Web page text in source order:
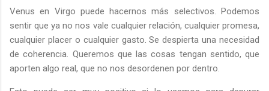
Venus en Virgo puede hacernos más selectivos. Podemos
sentir que ya no nos vale cualquier relación, cualquier promesa,
cualquier placer o cualquier gasto. Se despierta una necesidad
de coherencia. Queremos que las cosas tengan sentido, que
aporten algo real, que no nos desordenen por dentro.